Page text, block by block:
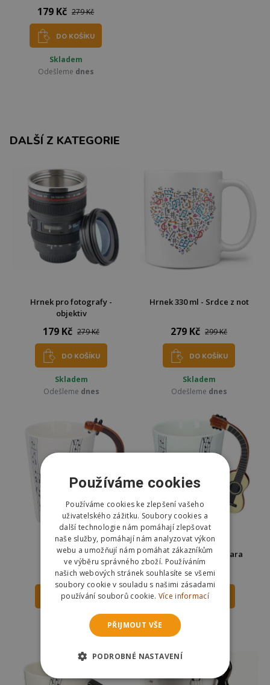
179 Kč 279 Kč
DO KOŠÍKU
Skladem
Odešleme dnes
DALŠÍ Z KATEGORIE
Hrnek pro fotografy -
objektiv
179 Kč 279 Kč
DO KOŠÍKU
Skladem
Odešleme dnes
Hrnek 330 ml - Srdce z not
279 Kč 299 Kč
DO KOŠÍKU
Skladem
Odešleme dnes
Houslový hrnek
479 Kč 495 Kč
DO KOŠÍKU
dnes
Hrnek - klasická kytara
489 Kč
DO KOŠÍKU
Odešleme
Používáme cookies
Používáme cookies ke zlepšení vašeho
uživatelského zážitku. Soubory cookies a
další technologie nám pomáhají zlepšovat
naše služby, pomáhají nám analyzovat výkon
webu a umožňují nám pomáhat zákazníkům
ve výběru správného zboží. Používáním
našich webových stránek souhlasíte se všemi
soubory cookie v souladu s našimi zásadami
používání souborů cookie. Více informací
PŘIJMOUT VŠE
PODROBNÉ NASTAVENÍ